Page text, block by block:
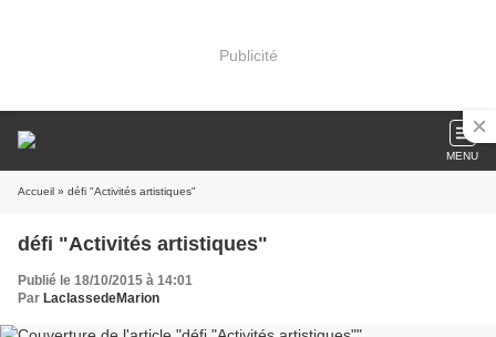
Publicité
MENU
Accueil » défi "Activités artistiques"
défi "Activités artistiques"
Publié le 18/10/2015 à 14:01
Par LaclassedeMarion